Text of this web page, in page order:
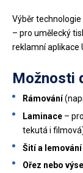
Výběr
– pro umělecký
reklamní aplikace
Možnosti
Rámování
Laminace–
tekutá i
Šití a lemování
Ořez nebo